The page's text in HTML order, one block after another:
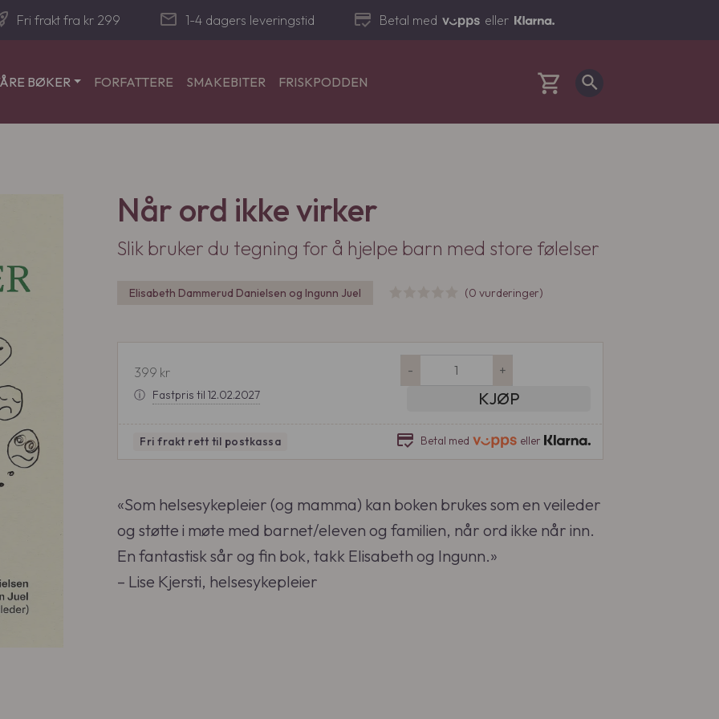
Fri frakt fra kr 299 mail 1-4 dagers leveringstid credit_score Betal med eller
BØKER FORFATTERE SMAKEBITER FRISKPODDEN shopping_cart
Cart search
Når ord ikke virker
Slik bruker du tegning for å hjelpe barn med store følelser
Elisabeth Dammerud Danielsen og Ingunn Juel (0 vurderinger)
399 kr
ⓘ Fastpris til 12.02.2027
-
å
o
r
d
k
k
v
+
KJØP
Fri frakt rett til postkassa credit_score Betal med eller
«Som helsesykepleier (og mamma) kan boken brukes som en veileder
og støtte i møte med barnet/eleven og familien, når ord ikke når inn.
En fantastisk sår og fin bok, takk Elisabeth og Ingunn.»
– Lise Kjersti, helsesykepleier